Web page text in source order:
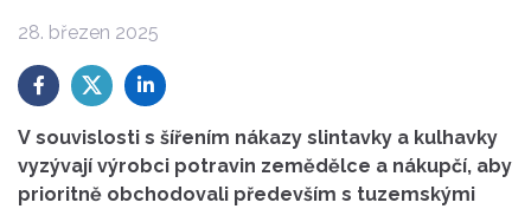
28. březen 2025
V souvislosti s šířením nákazy slintavky a kulhavky
vyzývají výrobci potravin zemědělce a nákupčí, aby
prioritně obchodovali především s tuzemskými